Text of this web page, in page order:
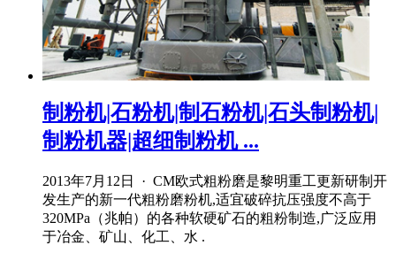
制粉机|石粉机|制石粉机|石头制粉机|
制粉机器|超细制粉机 ...
2013年7月12日 · CM欧式粗粉磨是黎明重工更新研制开
发生产的新一代粗粉磨粉机,适宜破碎抗压强度不高于
320MPa（兆帕）的各种软硬矿石的粗粉制造,广泛应用
于冶金、矿山、化工、水 .